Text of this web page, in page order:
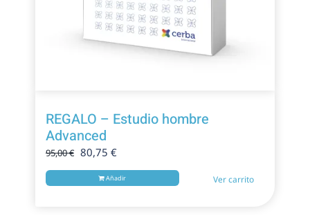
REGALO – Estudio hombre
Advanced
95,00€ El
precio
original
80,75 €El
precio
actual
Ver carrito
Añadir